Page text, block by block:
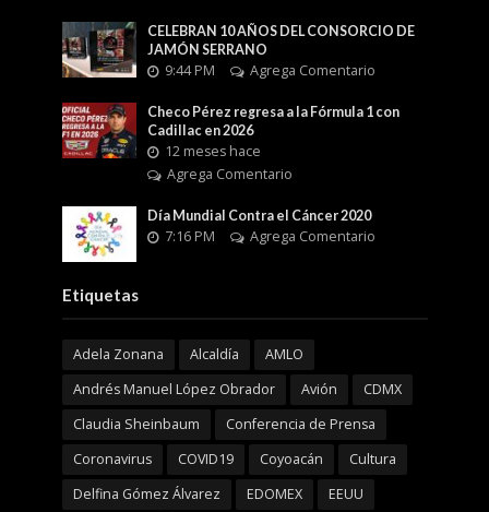
CELEBRAN 10 AÑOS DEL CONSORCIO DE
JAMÓN SERRANO
9:44 PM Agrega Comentario
Checo Pérez regresa a la Fórmula 1 con
Cadillac en 2026
12 meses hace
Agrega Comentario
Día Mundial Contra el Cáncer 2020
7:16 PM Agrega Comentario
Etiquetas
Adela Zonana Alcaldía
AMLO
Andrés Manuel López Obrador
Avión
CDMX
Claudia Sheinbaum
Conferencia de Prensa
Coronavirus
COVID19 Coyoacán
Cultura
Delfina Gómez Álvarez
EDOMEX
EEUU